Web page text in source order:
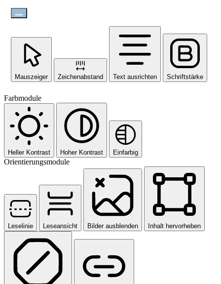
Mauszeiger Zeichenabstand Text ausrichten Schriftstärke
Farbmodule
Heller Kontrast Hoher Kontrast Einfarbig
Orientierungsmodule
Leselinie Leseansicht Bilder ausblenden Inhalt hervorheben